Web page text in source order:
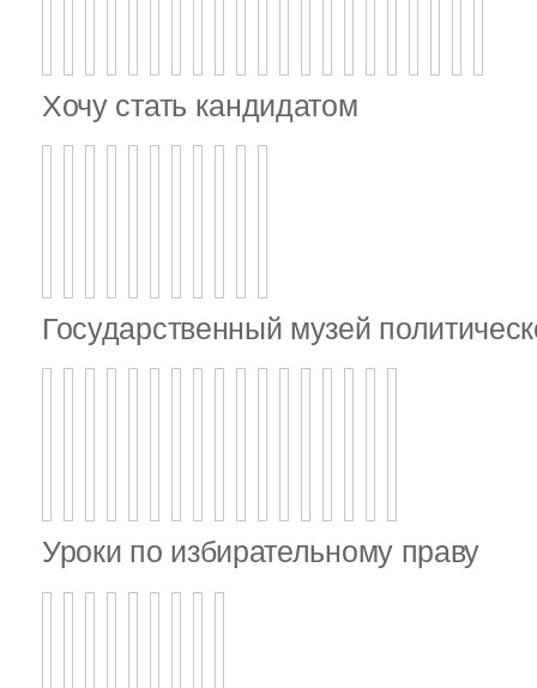
Хочу стать кандидатом
Государственный музей
Уроки по избирательному праву